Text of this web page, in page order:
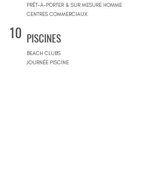
PRÊT-À-PORTER & SUR MESURE HOMME
CENTRES COMMERCIAUX
10 PISCINES
BEACH CLUBS
JOURNÉE PISCINE